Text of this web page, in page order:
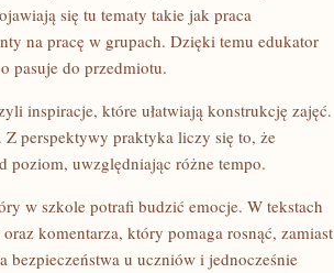
się tu tematy takie jak praca
na pracę w grupach. Dzięki temu edukator
pasuje do przedmiotu.
inspiracje, które ułatwiają konstrukcję zajęć.
Z perspektywy praktyka liczy się to, że
poziom, uwzględniając różne tempo.
w szkole potrafi budzić emocje. W tekstach
komentarza, który pomaga rosnąć, zamiast
bezpieczeństwa u uczniów i jednocześnie